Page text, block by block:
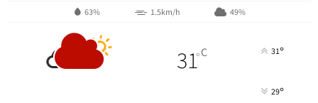
63% 1.5km/h 49%
31°C 31°
29°